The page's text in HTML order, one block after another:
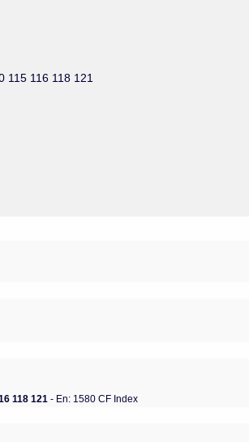
115 116 118 121
118 121 - En: 1580 CF Index